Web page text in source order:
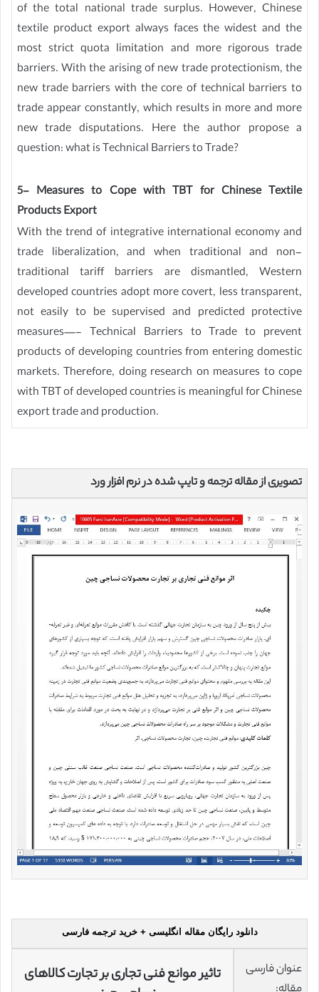
of the total national trade surplus. However, Chinese
textile product export always faces the widest and the
most strict quota limitation and more rigorous trade
barriers. With the arising of new trade protectionism, the
new trade barriers with the core of technical barriers to
trade appear constantly, which results in more and more
new trade disputations. Here the author propose a
question: what is Technical Barriers to Trade?
5- Measures to Cope with TBT for Chinese Textile
Products Export
With the trend of integrative international economy and
trade liberalization, and when traditional and non-
traditional tariff barriers are dismantled, Western
developed countries adopt more covert, less transparent,
not easily to be supervised and predicted protective
measures—- Technical Barriers to Trade to prevent
products of developing countries from entering domestic
markets. Therefore, doing research on measures to cope
with TBT of developed countries is meaningful for Chinese
export trade and production.
تصویری از مقاله ترجمه و تایپ شده در نرم افزار ورد
دانلود رایگان مقاله انگلیسی + خرید ترجمه فارسی
عنوان فارسی
تاثیر موانع فنی تجاری بر تجارت کالاهای